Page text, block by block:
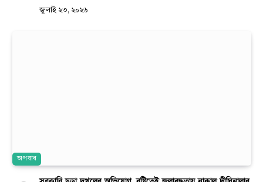
জুলাই ২৩, ২০২৬
অপরাধ